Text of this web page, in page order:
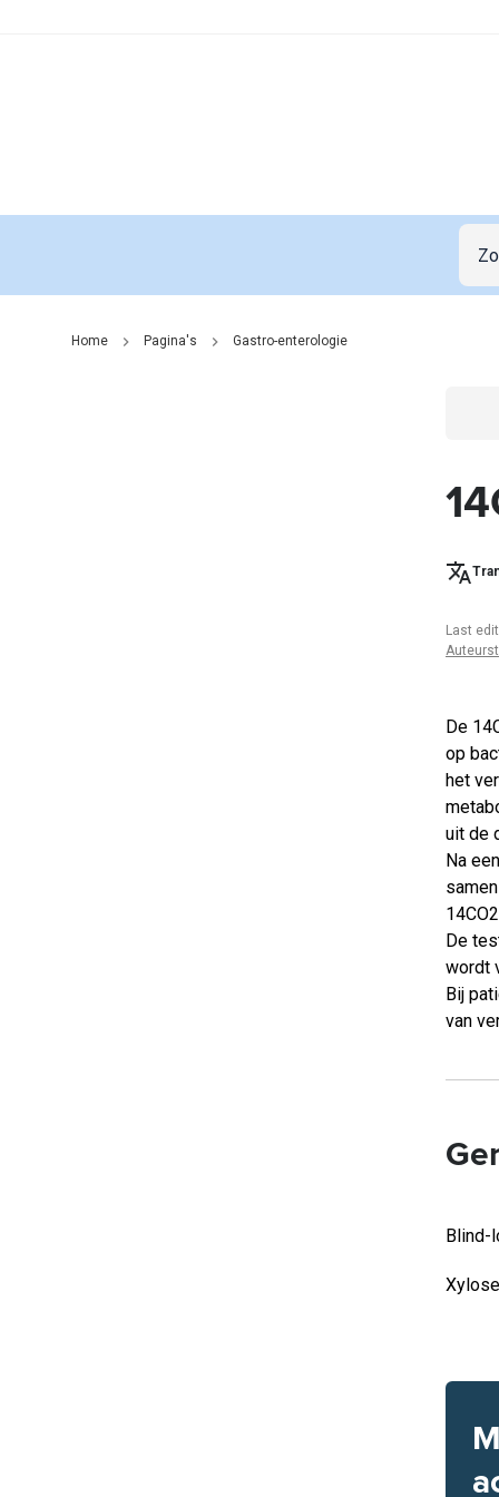
Home Pagina's Gastro-enterologie
Last
De
op
het
uit de
Na
De
wordt
Bij
van
Blind-
Xylose